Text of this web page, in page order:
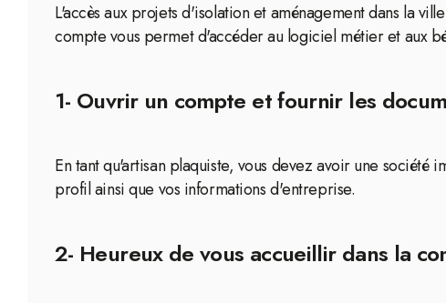
L'accès aux projets d'isolation et aménagement dans la
compte vous permet d'accéder au logiciel métier et aux
1- Ouvrir un compte et fournir les
En tant qu'artisan plaquiste, vous devez avoir une
profil ainsi que vos informations d'entreprise.
2- Heureux de vous accueillir dans la